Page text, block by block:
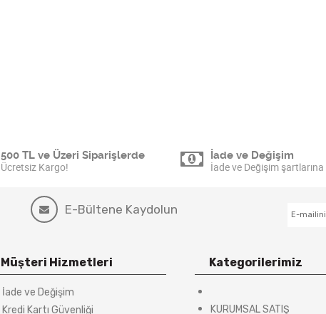
500 TL ve Üzeri Siparişlerde
Ücretsiz Kargo!
İade ve Değişim
İade ve Değişim
E-Bültene Kaydolun
Müşteri Hizmetleri
İade ve Değişim
Kredi Kartı Güvenliği
Kategorilerimiz
KURUMSAL SATIŞ